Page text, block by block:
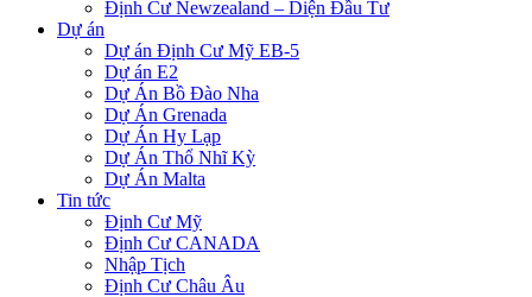
Định Cư Newzealand – Diện Đầu Tư
Dự án
Dự án Định Cư Mỹ EB-5
Dự án E2
Dự Án Bồ Đào Nha
Dự Án Grenada
Dự Án Hy Lạp
Dự Án Thổ Nhĩ Kỳ
Dự Án Malta
Tin tức
Định Cư Mỹ
Định Cư CANADA
Nhập Tịch
Định Cư Châu Âu